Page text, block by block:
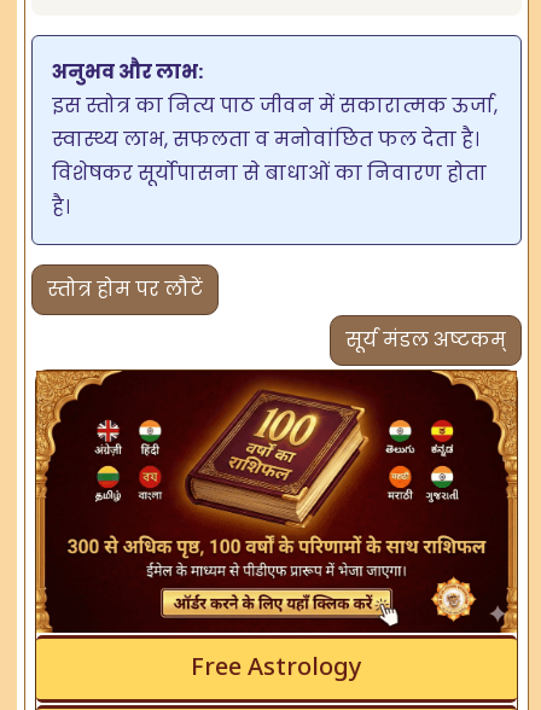
अनुभव और लाभ:
इस स्तोत्र का नित्य पाठ जीवन में सकारात्मक ऊर्जा,
स्वास्थ्य लाभ, सफलता व मनोवांछित फल देता है।
विशेषकर सूर्योपासना से बाधाओं का निवारण होता
है।
स्तोत्र होम पर लौटें
सूर्य मंडल अष्टकम्
Free Astrology